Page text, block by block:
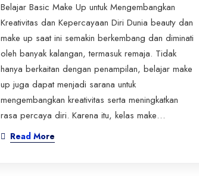
Belajar Basic Make Up untuk Mengembangkan
Kreativitas dan Kepercayaan Diri Dunia beauty dan
make up saat ini semakin berkembang dan diminati
oleh banyak kalangan, termasuk remaja. Tidak
hanya berkaitan dengan penampilan, belajar make
up juga dapat menjadi sarana untuk
mengembangkan kreativitas serta meningkatkan
rasa percaya diri. Karena itu, kelas make…
Read More